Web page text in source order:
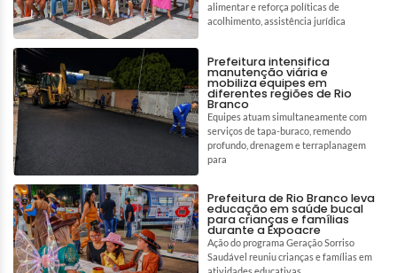
alimentar e reforça políticas de
acolhimento, assistência jurídica
Prefeitura intensifica
manutenção viária e
mobiliza equipes em
diferentes regiões de Rio
Branco
Equipes atuam simultaneamente com
serviços de tapa-buraco, remendo
profundo, drenagem e terraplanagem
para
Prefeitura de Rio Branco leva
educação em saúde bucal
para crianças e famílias
durante a Expoacre
Ação do programa Geração Sorriso
Saudável reuniu crianças e famílias em